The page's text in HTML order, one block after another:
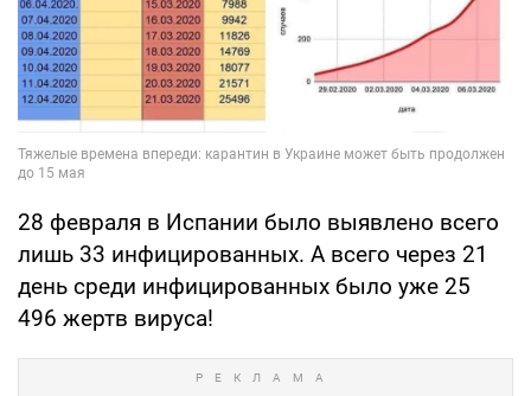
28 февраля в Испании было выявлено всего
лишь 33 инфицированных. А всего через 21
день среди инфицированных было уже 25
496 жертв вируса!